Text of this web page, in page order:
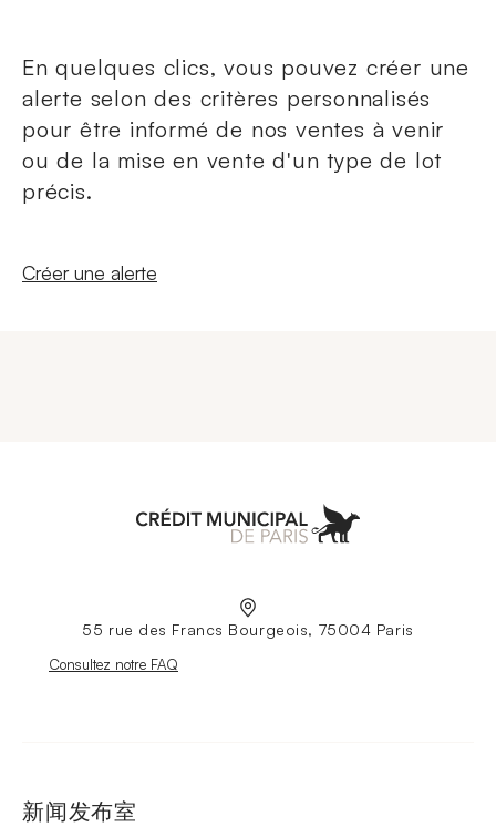
En quelques clics, vous pouvez créer une
alerte selon des critères personnalisés
pour être informé de nos ventes à venir
ou de la mise en vente d'un type de lot
précis.
Nouvelle fenêtre
Créer une alerte
55 rue des Francs Bourgeois, 75004 Paris
Nouvelle fenêtre
Consultez notre FAQ
新闻发布室